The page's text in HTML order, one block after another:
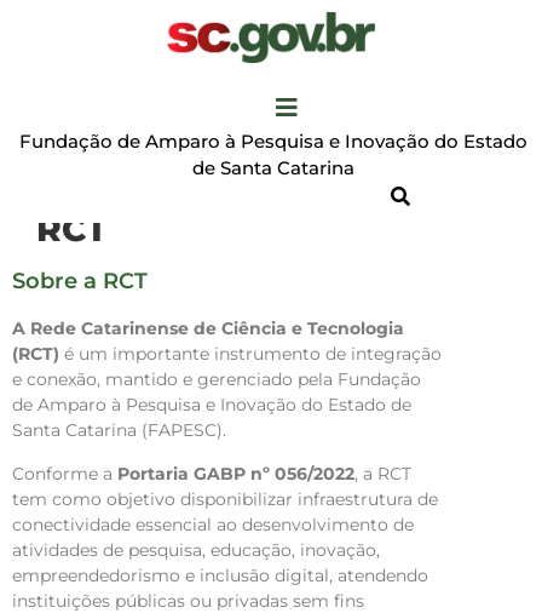
Fundação de Amparo à Pesquisa e Inovação do Estado
de Santa Catarina
RCT
Sobre a RCT
A Rede Catarinense de Ciência e Tecnologia
(RCT) é um importante instrumento de integração
e conexão, mantido e gerenciado pela Fundação
de Amparo à Pesquisa e Inovação do Estado de
Santa Catarina (FAPESC).
Conforme a Portaria GABP nº 056/2022, a RCT
tem como objetivo disponibilizar infraestrutura de
conectividade essencial ao desenvolvimento de
atividades de pesquisa, educação, inovação,
empreendedorismo e inclusão digital, atendendo
instituições públicas ou privadas sem fins